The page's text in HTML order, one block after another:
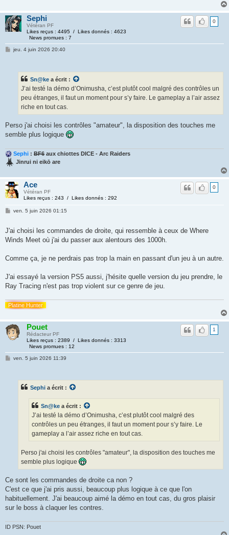
Sephi
Vétéran PF
Likes reçus : 4495 / Likes donnés : 4623
News promues : 7
0
jeu. 4 juin 2026 20:40
Sn@ke a écrit :
J’ai testé la démo d’Onimusha, c’est plutôt cool malgré des contrôles un
peu étranges, il faut un moment pour s’y faire. Le gameplay a l’air assez
riche en tout cas.
Perso j'ai choisi les contrôles "amateur", la disposition des touches me
semble plus logique
Sephi : BF6 aux chiottes DICE - Arc Raiders
Jinrui ni eikō are
Ace
Vétéran PF
Likes reçus : 243 / Likes donnés : 292
0
ven. 5 juin 2026 01:15
J'ai choisi les commandes de droite, qui ressemble à ceux de Where
Winds Meet où j'ai du passer aux alentours des 1000h.
Comme ça, je ne perdrais pas trop la main en passant d'un jeu à un autre.
J'ai essayé la version PS5 aussi, j'hésite quelle version du jeu prendre, le
Ray Tracing n'est pas trop violent sur ce genre de jeu.
Platine Hunter
Pouet
Rédacteur PF
Likes reçus : 2389 / Likes donnés : 3313
News promues : 12
1
ven. 5 juin 2026 11:39
Sephi a écrit :
Sn@ke a écrit :
J’ai testé la démo d’Onimusha, c’est plutôt cool malgré des
contrôles un peu étranges, il faut un moment pour s’y faire. Le
gameplay a l’air assez riche en tout cas.
Perso j'ai choisi les contrôles "amateur", la disposition des touches me
semble plus logique
Ce sont les commandes de droite ca non ?
C'est ce que j'ai pris aussi, beaucoup plus logique à ce que l'on
habituellement. J'ai beaucoup aimé la démo en tout cas, du gros plaisir
sur le boss à claquer les contres.
ID PSN: Pouet